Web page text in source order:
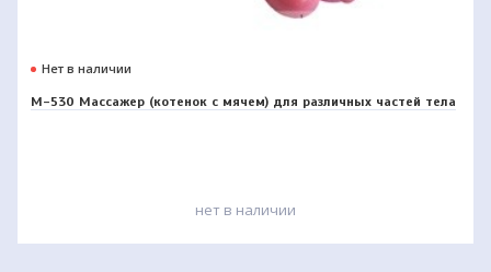
Нет в наличии
М-530 Массажер (котенок с мячем) для различных частей тела
нет в наличии